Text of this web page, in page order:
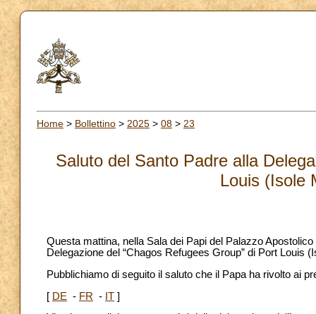
Home > Bollettino > 2025 > 08 > 23
Saluto del Santo Padre alla
Louis (Isole
Questa mattina, nella Sala dei Papi del Palazzo
Delegazione del “Chagos Refugees Group” di Port Louis
Pubblichiamo di seguito il saluto che il Papa ha rivolto ai
[ DE - FR - IT ]